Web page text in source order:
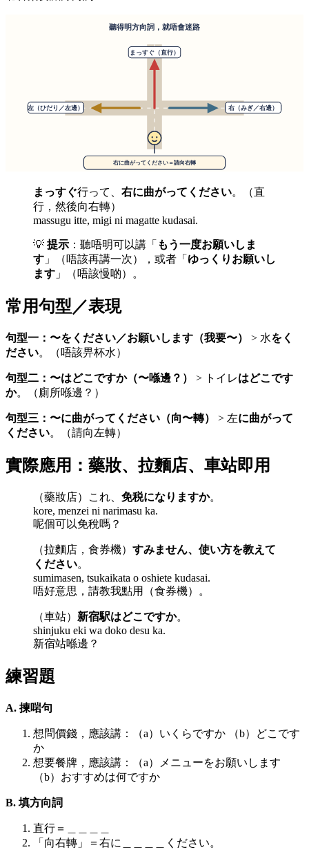
まっすぐ行って、 右に曲がってください。（直
行，然後向右轉）
massugu itte, migi ni magatte kudasai.
💡 提示 ：聽唔明可以講「 もう一度お願いしま
す 」（唔該再講一次），或者「 ゆっくりお願いし
ます 」（唔該慢啲）。
常用句型／表現
句型一：〜をください／お願いします（我要〜） > 水をく
ださい。（唔該畀杯水）
句型二：〜はどこですか（〜喺邊？） > トイレはどこです
か。（廁所喺邊？）
句型三：〜に曲がってください（向〜轉） > 左に曲がって
ください。（請向左轉）
實際應用：藥妝、拉麵店、車站即用
（藥妝店）これ、 免税になりますか。
kore, menzei ni narimasu ka.
呢個可以免稅嗎？
（拉麵店，食券機） すみません、使い方を教えて
ください。
sumimasen, tsukaikata o oshiete kudasai.
唔好意思，請教我點用（食券機）。
（車站） 新宿駅はどこですか。
shinjuku eki wa doko desu ka.
新宿站喺邊？
練習題
A. 揀啱句
想問價錢，應該講：（a）いくらですか （b）どこです
か
想要餐牌，應該講：（a）メニューをお願いします
（b）おすすめは何ですか
B. 填方向詞
直行＝＿＿＿＿
「向右轉」＝右に＿＿＿＿ください。